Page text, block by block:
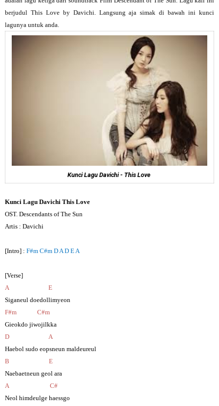
berjudul This Love by Davichi. Langsung aja simak di bawah ini kunci
lagunya untuk anda.
Kunci Lagu Davichi - This Love
Kunci Lagu Davichi This Love
OST. Descendants of The Sun
Artis : Davichi
[Intro] : F#m C#m D A D E A
[Verse]
A E
Siganeul doedollimyeon
F#m C#m
Gieokdo jiwojilkka
D A
Haebol sudo eopsneun maldeureul
B E
Naebaetneun geol ara
A C#
Neol himdeulge haessgo